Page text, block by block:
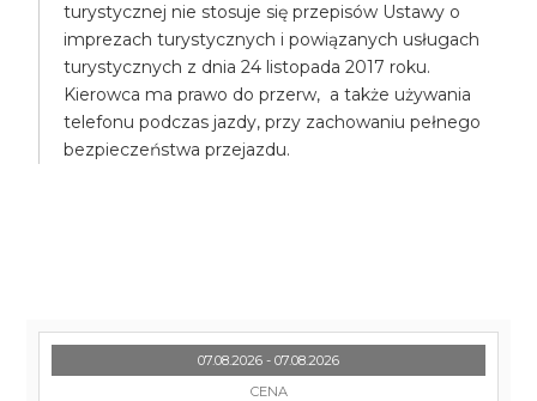
turystycznej nie stosuje się przepisów Ustawy o
imprezach turystycznych i powiązanych usługach
turystycznych z dnia 24 listopada 2017 roku.
Kierowca ma prawo do przerw, a także używania
telefonu podczas jazdy, przy zachowaniu pełnego
bezpieczeństwa przejazdu.
07.08.2026 - 07.08.2026
CENA